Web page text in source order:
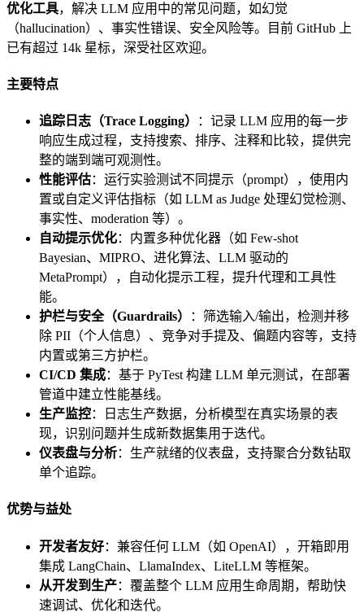
优化工具，解决 LLM 应用中的常见问题，如幻觉
（hallucination）、事实性错误、安全风险等。目前 GitHub 上
已有超过 14k 星标，深受社区欢迎。
主要特点
追踪日志（Trace Logging）
：记录 LLM 应用的每一步
响应生成过程，支持搜索、排序、注释和比较，提供完
整的端到端可观测性。
性能评估：运行实验测试不同提示（prompt），使用内
置或自定义评估指标（如 LLM as Judge 处理幻觉检测、
事实性、moderation 等）。
自动提示优化：内置多种优化器（如 Few-shot
Bayesian、MIPRO、进化算法、LLM 驱动的
MetaPrompt），自动化提示工程，提升代理和工具性
能。
护栏与安全（Guardrails）
：筛选输入/输出，检测并移
除 PII（个人信息）、竞争对手提及、偏题内容等，支持
内置或第三方护栏。
CI/CD 集成：基于 PyTest 构建 LLM 单元测试，在部署
管道中建立性能基线。
生产监控：日志生产数据，分析模型在真实场景的表
现，识别问题并生成新数据集用于迭代。
仪表盘与分析：生产就绪的仪表盘，支持聚合分数钻取
单个追踪。
优势与益处
开发者友好：兼容任何 LLM（如 OpenAI），开箱即用
集成 LangChain、LlamaIndex、LiteLLM 等框架。
从开发到生产：覆盖整个 LLM 应用生命周期，帮助快
速调试、优化和迭代。